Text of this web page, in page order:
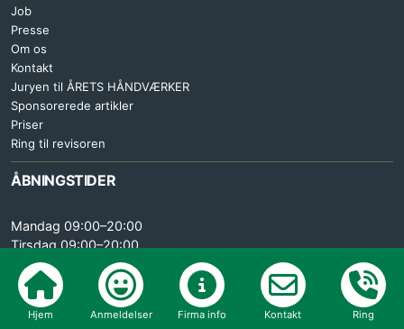
Hjem Anmeldelser Firma info Kontakt Ring
Job
Presse
Om os
Kontakt
Juryen til ÅRETS HÅNDVÆRKER
Sponsorerede artikler
Priser
Ring til revisoren
ÅBNINGSTIDER
Mandag 09:00–20:00
Tirsdag 09:00–20:00
Onsdag 09:00–20:00
Torsdag 09:00–20:00
Fredag 09:00–15:30
Lørdag LUKKET